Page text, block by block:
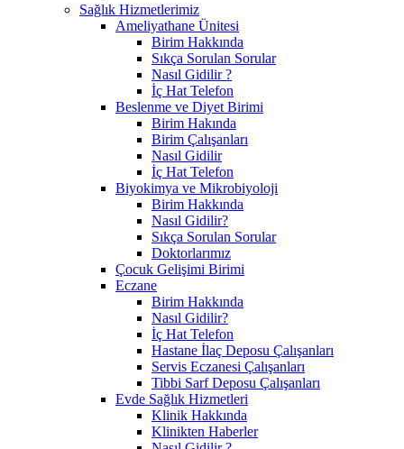
Sağlık Hizmetlerimiz
Ameliyathane Ünitesi
Birim Hakkında
Sıkça Sorulan Sorular
Nasıl Gidilir ?
İç Hat Telefon
Beslenme ve Diyet Birimi
Birim Hakında
Birim Çalışanları
Nasıl Gidilir
İç Hat Telefon
Biyokimya ve Mikrobiyoloji
Birim Hakkında
Nasıl Gidilir?
Sıkça Sorulan Sorular
Doktorlarımız
Çocuk Gelişimi Birimi
Eczane
Birim Hakkında
Nasıl Gidilir?
İç Hat Telefon
Hastane İlaç Deposu Çalışanları
Servis Eczanesi Çalışanları
Tibbi Sarf Deposu Çalışanları
Evde Sağlık Hizmetleri
Klinik Hakkında
Klinikten Haberler